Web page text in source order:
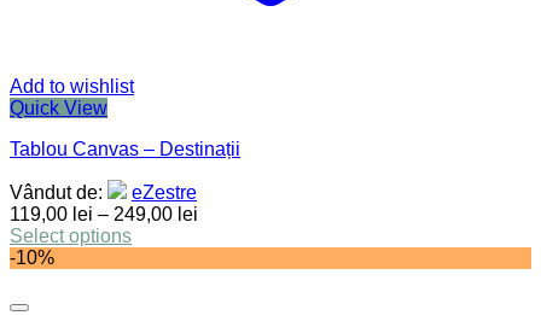
Add to wishlist
Quick View
Tablou Canvas – Destinații
Vândut de:
eZestre
119,00 lei – 249,00 lei
Select options
-10%